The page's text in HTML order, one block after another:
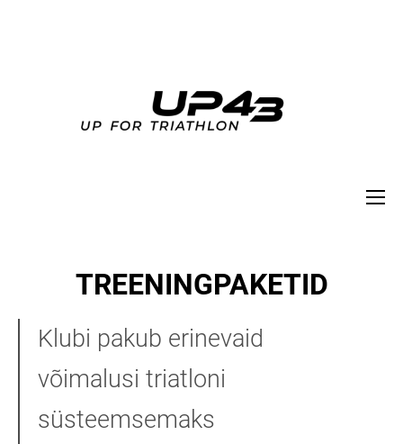
TREENINGPAKETID
Klubi pakub erinevaid
võimalusi triatloni
süsteemsemaks